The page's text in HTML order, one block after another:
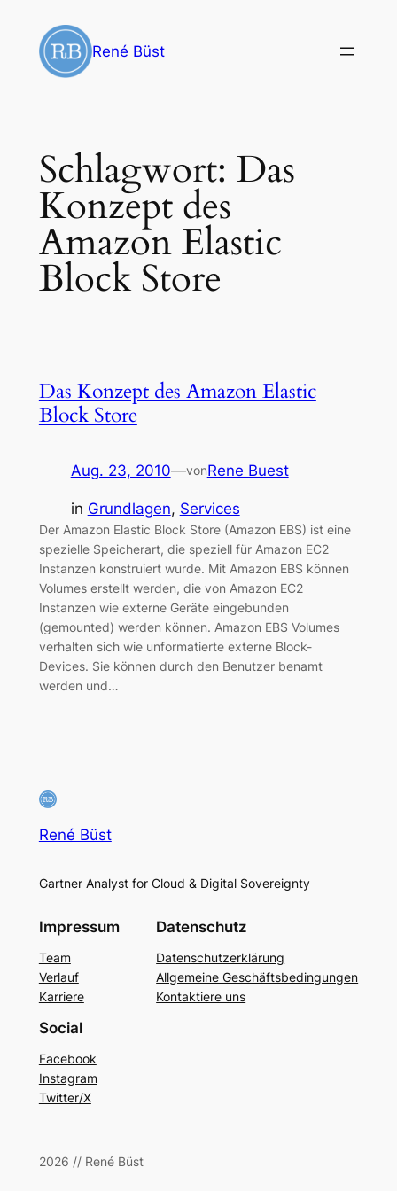
Inhalt
springen
René Büst
Schlagwort: Das
Konzept des
Amazon Elastic
Block Store
Das Konzept des Amazon Elastic
Block Store
Aug. 23, 2010—vonRene Buest
in Grundlagen, Services
Der Amazon Elastic Block Store (Amazon EBS) ist eine
spezielle Speicherart, die speziell für Amazon EC2
Instanzen konstruiert wurde. Mit Amazon EBS können
Volumes erstellt werden, die von Amazon EC2
Instanzen wie externe Geräte eingebunden
(gemounted) werden können. Amazon EBS Volumes
verhalten sich wie unformatierte externe Block-
Devices. Sie können durch den Benutzer benamt
werden und…
René Büst
Gartner Analyst for Cloud & Digital Sovereignty
Impressum
Team
Verlauf
Karriere
Datenschutz
Datenschutzerklärung
Allgemeine Geschäftsbedingungen
Kontaktiere uns
Social
Facebook
Instagram
Twitter/X
2026 // René Büst